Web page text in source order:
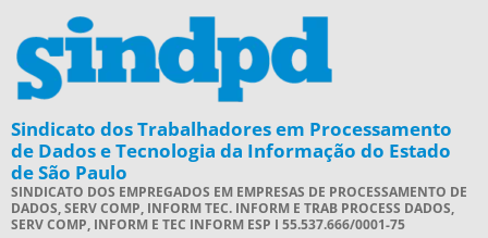
Sindicato dos Trabalhadores em Processamento
de Dados e Tecnologia da Informação do Estado
de São Paulo
SINDICATO DOS EMPREGADOS EM EMPRESAS DE PROCESSAMENTO DE
DADOS, SERV COMP, INFORM TEC. INFORM E TRAB PROCESS DADOS,
SERV COMP, INFORM E TEC INFORM ESP I 55.537.666/0001-75